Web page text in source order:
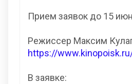
Прием заявок до 15
Режиссер Максим
https://
В заявке: